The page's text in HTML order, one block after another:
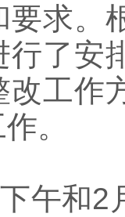
要求。
行了安
改工作
。
和2月